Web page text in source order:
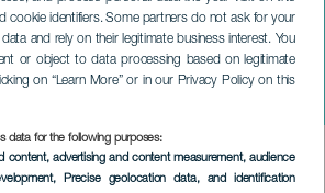
cookie identifiers. Some partners do not ask for your
and rely on their legitimate business interest. You
or object to data processing based on legitimate
on “Learn More” or in our Privacy Policy on this
data for the following purposes:
content, advertising and content measurement, audience
, Precise geolocation data, and identification
in concert